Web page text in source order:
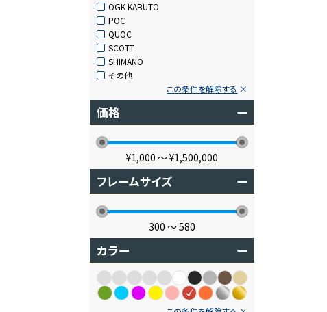
OGK KABUTO
POC
QUOC
SCOTT
SHIMANO
その他
この条件を解除する
価格 ー
¥1,000 〜¥1,500,000
フレームサイズ ー
300 〜580
カラー ー